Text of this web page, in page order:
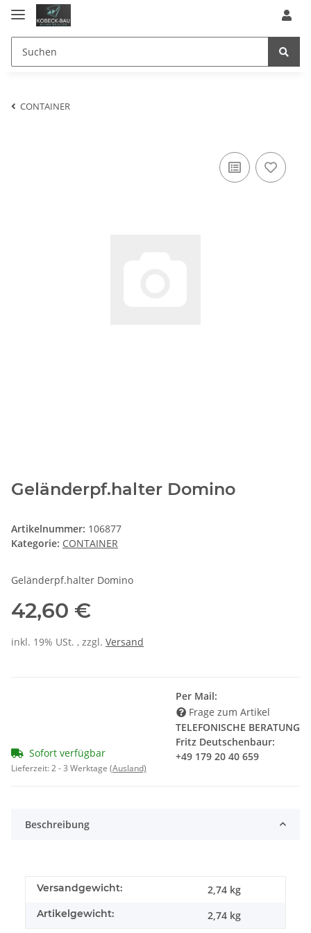
CONTAINER
Geländerpf.halter Domino
Artikelnummer: 106877
Kategorie: CONTAINER
Geländerpf.halter Domino
42,60 €
inkl. 19% USt. , zzgl. Versand
Sofort verfügbar
Lieferzeit:2 - 3 Werktage (Ausland)
Per Mail:
Frage zum Artikel
TELEFONISCHE BERATUNG
Fritz Deutschenbaur:
+49 179 20 40 659
Beschreibung
Versandgewicht: 2,74 kg
Artikelgewicht: 2,74 kg